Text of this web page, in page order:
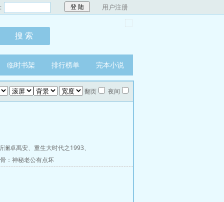
用户注册
临时书架 排行榜单 完本小说
翻页 夜间
澜卓禹安、 重生大时代之1993、
：神秘老公有点坏